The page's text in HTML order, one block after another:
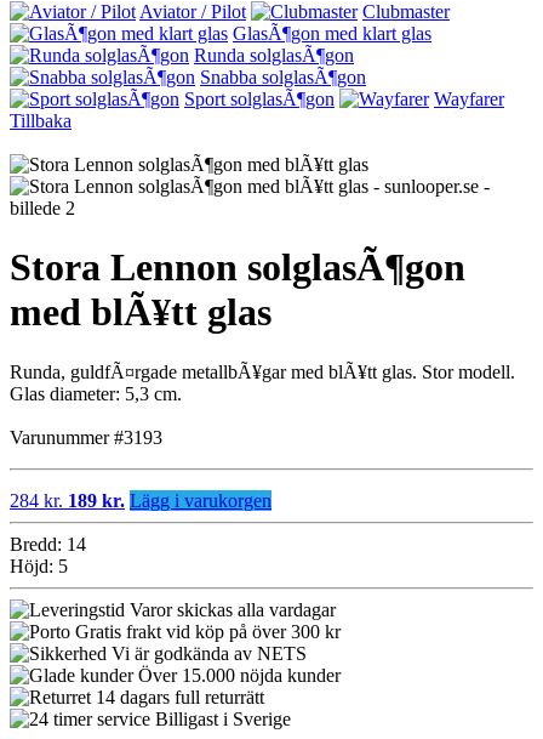
Aviator / Pilot
Clubmaster
GlasÃ¶gon med klart glas
Runda solglasÃ¶gon
Snabba solglasÃ¶gon
Sport solglasÃ¶gon
Wayfarer
Tillbaka
Stora Lennon solglasÃ¶gon
med blÃ¥tt glas
Runda, guldfÃ¤rgade metallbÃ¥gar med blÃ¥tt glas. Stor modell.
Glas diameter: 5,3 cm.
Varunummer #3193
284 kr. 189 kr. Lägg i varukorgen
Bredd: 14
Höjd: 5
Varor skickas alla vardagar
Gratis frakt vid köp på över 300 kr
Vi är godkända av NETS
Över 15.000 nöjda kunder
14 dagars full returrätt
Billigast i Sverige